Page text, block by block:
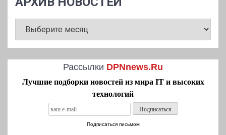
НОВОСТЕЙ
Рассылки DPNnews.Ru
Лучшие подборки новостей из мира IT и высоких
технологий
Подписаться письмом